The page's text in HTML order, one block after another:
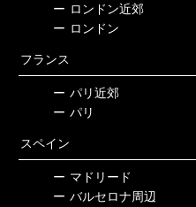
ー ロンドン近郊
ー ロンドン
フランス
ー パリ近郊
ー パリ
スペイン
ー マドリード
ー バルセロナ周辺